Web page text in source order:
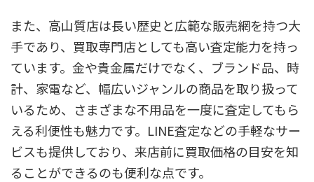
また、高山質店は長い歴史と広範な販売網を持つ大
手であり、買取専門店としても高い査定能力を持っ
ています。金や貴金属だけでなく、ブランド品、時
計、家電など、幅広いジャンルの商品を取り扱って
いるため、さまざまな不用品を一度に査定してもら
える利便性も魅力です。LINE査定などの手軽なサー
ビスも提供しており、来店前に買取価格の目安を知
ることができるのも便利な点です。